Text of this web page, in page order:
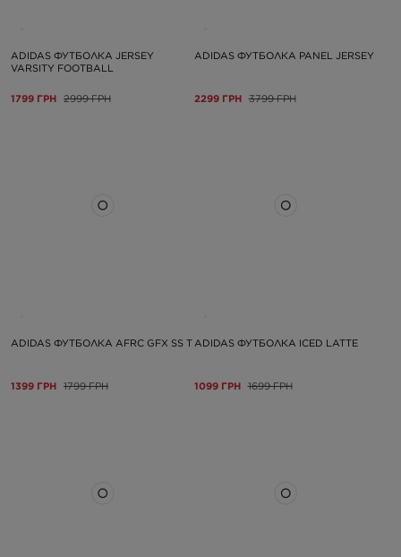
ADIDAS ФУТБОЛКА JERSEY
VARSITY FOOTBALL
1799 ГРН 2999 ГРН
ADIDAS ФУТБОЛКА PANEL JERSEY
2299 ГРН 3799 ГРН
ADIDAS ФУТБОЛКА AFRC GFX SS T
1399 ГРН 1799 ГРН
ADIDAS ФУТБОЛКА ICED LATTE
1099 ГРН 1699 ГРН